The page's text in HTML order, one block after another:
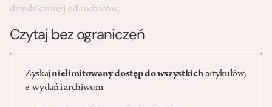
dziedziczonej od rodziców,…
Czytaj bez ograniczeń
Zyskajnielimitowany dostęp do wszystkichartykułów,
e-wydań i archiwum